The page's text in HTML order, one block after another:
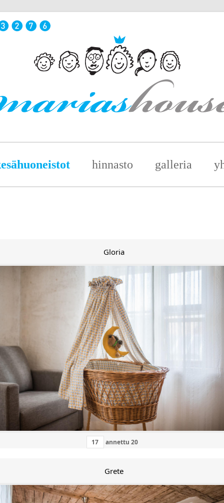
hinnasto galleria
Gloria
annettu 20
Grete